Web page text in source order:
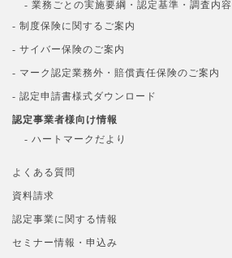
- 業務ごとの実施要綱・認定基準・調査内容
- 制度保険に関するご案内
- サイバー保険のご案内
- マーク認定業務外・賠償責任保険のご案内
- 認定申請書様式ダウンロード
認定事業者様向け情報
- ハートマークだより
よくある質問
資料請求
認定事業に関する情報
セミナー情報・申込み